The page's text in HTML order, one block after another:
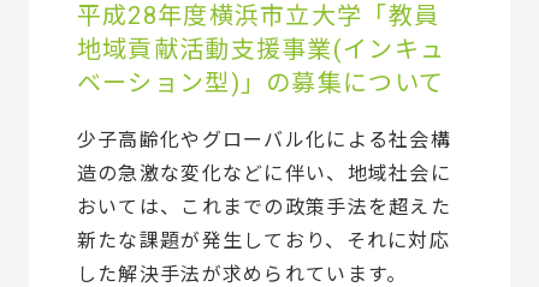
平成28年度横浜市立大学「教員
地域貢献活動支援事業(インキュ
ベーション型)」の募集について
少子高齢化やグローバル化による社会構
造の急激な変化などに伴い、地域社会に
おいては、これまでの政策手法を超えた
新たな課題が発生しており、それに対応
した解決手法が求められています。